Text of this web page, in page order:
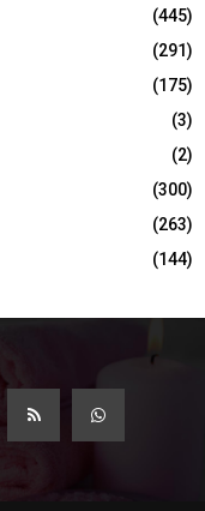
(445)
(291)
(175)
(3)
(2)
(300)
(263)
(144)